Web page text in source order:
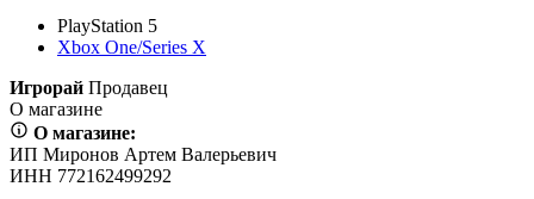
PlayStation 5
Xbox One/Series X
Игрорай Продавец
О магазине
О магазине:
ИП Миронов Артем Валерьевич
ИНН 772162499292